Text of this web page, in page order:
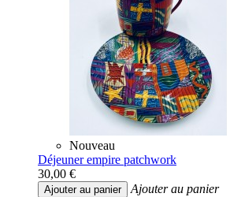
Nouveau
Déjeuner empire patchwork
30,00 €
Ajouter au panier
Ajouter au panier